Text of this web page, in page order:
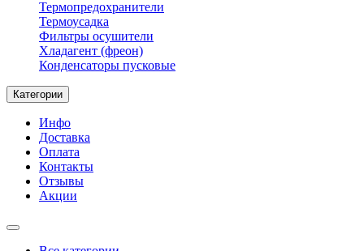
Термопредохранители
Термоусадка
Фильтры осушители
Хладагент (фреон)
Конденсаторы пусковые
Категории
Инфо
Доставка
Оплата
Контакты
Отзывы
Акции